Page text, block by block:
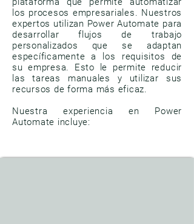
los procesos empresariales. Nuestros
expertos utilizan Power Automate para
desarrollar flujos de trabajo
personalizados que se adaptan
específicamente a los requisitos de
su empresa. Esto le permite reducir
las tareas manuales y utilizar sus
recursos de forma más eficaz.
Nuestra experiencia en Power
Automate incluye: